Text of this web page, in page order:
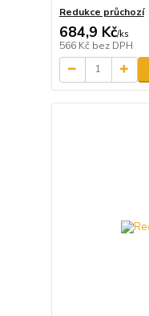
Redukce průchozí
684,9 Kč/ks
566 Kč bez DPH